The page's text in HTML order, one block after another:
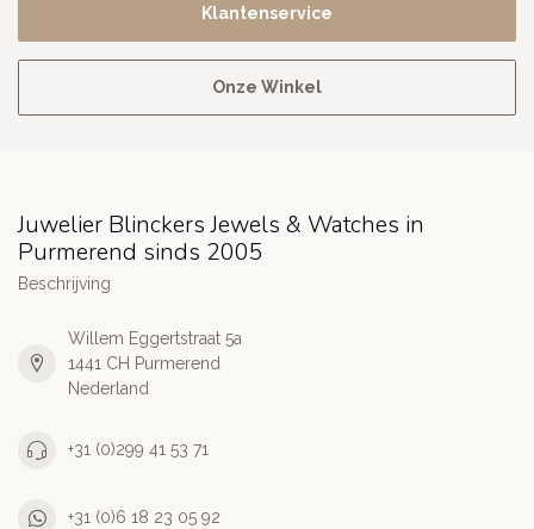
Klantenservice
Onze Winkel
Juwelier Blinckers Jewels & Watches in
Purmerend sinds 2005
Beschrijving
Willem Eggertstraat 5a
1441 CH Purmerend
Nederland
+31 (0)299 41 53 71
+31 (0)6 18 23 05 92